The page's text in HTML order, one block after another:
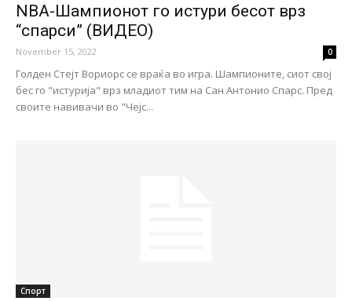
NBA-Шампионот го истури бесот врз
“спарси” (ВИДЕО)
November 15, 2022 0
Голден Стејт Вориорс се враќа во игра. Шампионите, сиот свој
бес го "истурија" врз младиот тим на Сан Антонио Спарс. Пред
своите навивачи во "Чејс...
Спорт